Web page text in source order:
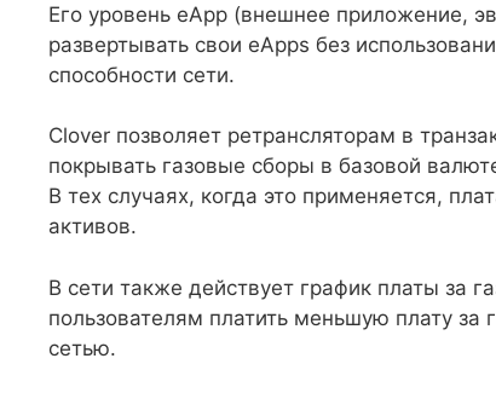
Его уровень eApp (внешнее приложение,
развертывать свои eApps без
способности сети.
Clover позволяет ретрансляторам в
покрывать газовые сборы в базовой
В тех случаях, когда это применяется,
активов.
В сети также действует график платы за
пользователям платить меньшую плату за
сетью.